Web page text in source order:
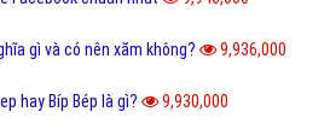
gì và có nên xăm không? 9,936,000
hay Bíp Bép là gì? 9,930,000